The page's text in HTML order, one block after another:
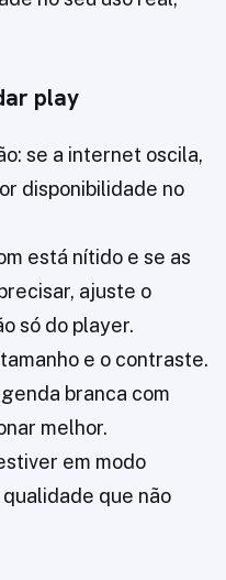
play
se a internet oscila,
disponibilidade no
está nítido e se as
ajuste o
só do player.
e o contraste.
branca com
melhor.
em modo
que não